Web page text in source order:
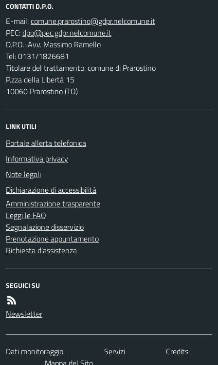
CONTATTI D.P.O.
E-mail:
PEC:
D.P.O.: Avv. Massimo Ramello
Tel: 0131/1826681
Titolare del trattamento: comune di Prarostino
P.zza della Libertà 15
10060 Prarostino (TO)
LINK UTILI
Portale allerta telefonica
Informativa privacy
Note legali
Dichiarazione di accessibilità
Amministrazione trasparente
Leggi le FAQ
Segnalazione disservizio
Prenotazione appuntamento
Richiesta d'assistenza
SEGUICI SU
Newsletter
Dati monitoraggio Servizi
Credits